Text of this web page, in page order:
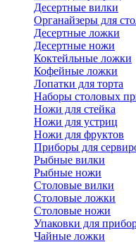
Десертные вилки
Органайзеры для
Десертные ложки
Десертные ножи
Коктейльные ложки
Кофейные ложки
Лопатки для торта
Наборы столовых
Ножи для стейка
Ножи для устриц
Ножи для фруктов
Приборы для
Рыбные вилки
Рыбные ножи
Столовые вилки
Столовые ложки
Столовые ножи
Упаковки для
Чайные ложки